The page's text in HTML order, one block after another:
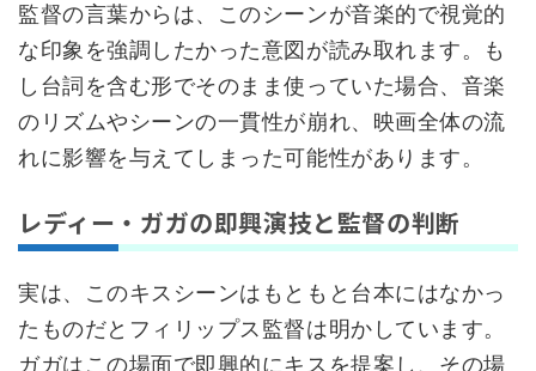
監督の言葉からは、このシーンが音楽的で視覚的
な印象を強調したかった意図が読み取れます。も
し台詞を含む形でそのまま使っていた場合、音楽
のリズムやシーンの一貫性が崩れ、映画全体の流
れに影響を与えてしまった可能性があります。
レディー・ガガの即興演技と監督の判断
実は、このキスシーンはもともと台本にはなかっ
たものだとフィリップス監督は明かしています。
ガガはこの場面で即興的にキスを提案し、その場